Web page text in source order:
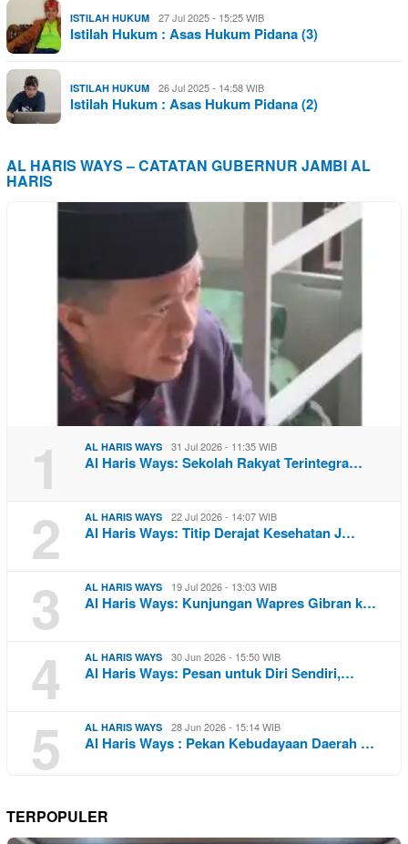
ISTILAH HUKUM 27 Jul 2025 - 15:25 WIB
Istilah Hukum : Asas Hukum Pidana (3)
ISTILAH HUKUM 26 Jul 2025 - 14:58 WIB
Istilah Hukum : Asas Hukum Pidana (2)
AL HARIS WAYS – CATATAN GUBERNUR JAMBI AL
HARIS
1 AL HARIS WAYS 31 Jul 2026 - 11:35 WIB
Al Haris Ways: Sekolah Rakyat Terintegra…
2 AL HARIS WAYS 22 Jul 2026 - 14:07 WIB
Al Haris Ways: Titip Derajat Kesehatan J…
3 AL HARIS WAYS 19 Jul 2026 - 13:03 WIB
Al Haris Ways: Kunjungan Wapres Gibran k…
4 AL HARIS WAYS 30 Jun 2026 - 15:50 WIB
Al Haris Ways: Pesan untuk Diri Sendiri,…
5 AL HARIS WAYS 28 Jun 2026 - 15:14 WIB
Al Haris Ways : Pekan Kebudayaan Daerah …
TERPOPULER